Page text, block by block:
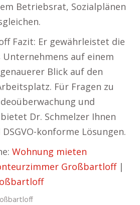
Betriebsrat, Sozialplänen
Fazit: Er gewährleistet die
auf einem
Blick auf den
Für Fragen zu
und
Dr. Schmelzer Ihnen
konforme Lösungen.
Wohnung mieten
Großbartloff|